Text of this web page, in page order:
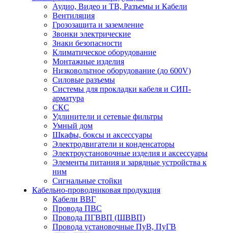
Аудио, Видео и ТВ, Разъемы и Кабели
Вентиляция
Грозозащита и заземление
Звонки электрические
Знаки безопасности
Климатическое оборудование
Монтажные изделия
Низковольтное оборудование (до 600V)
Силовые разъемы
Системы для прокладки кабеля и СИП-
арматура
СКС
Удлинители и сетевые фильтры
Умный дом
Шкафы, боксы и аксессуары
Электродвигатели и конденсаторы
Электроустановочные изделия и аксессуары
Элементы питания и зарядные устройства к
ним
Сигнальные стойки
Кабельно-проводниковая продукция
Кабели ВВГ
Провода ПВС
Провода ПГВВП (ШВВП)
Провода установочные ПуВ, ПуГВ